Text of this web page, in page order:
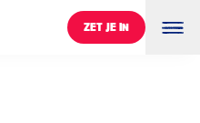
ZET JE IN